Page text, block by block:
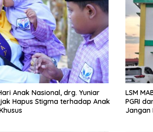
Anak Nasional, drg. Yuniar
Hapus Stigma terhadap Anak
LSM
PGRI
Jangan